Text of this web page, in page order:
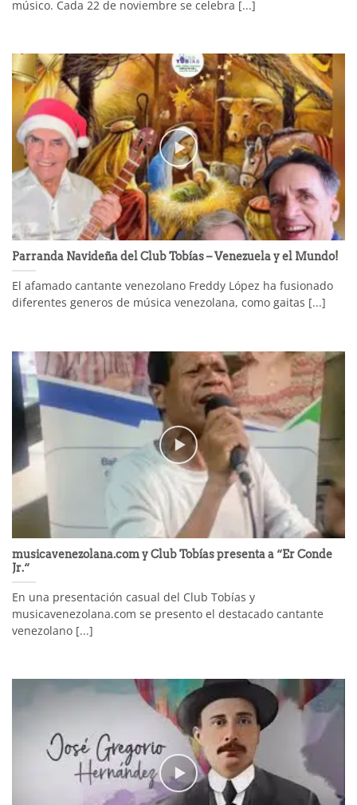
músico. Cada 22 de noviembre se celebra [...]
Parranda Navideña del Club Tobías – Venezuela y el Mundo!
El afamado cantante venezolano Freddy López ha fusionado
diferentes generos de música venezolana, como gaitas [...]
musicavenezolana.com y Club Tobías presenta a “Er Conde
Jr.“
En una presentación casual del Club Tobías y
musicavenezolana.com se presento el destacado cantante
venezolano [...]